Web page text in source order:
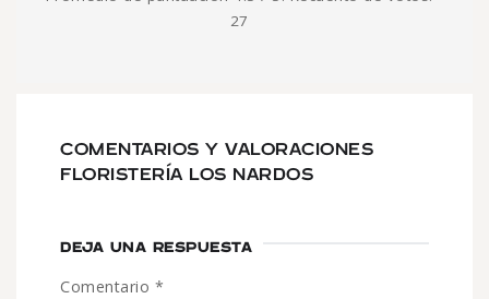
27
COMENTARIOS Y VALORACIONES
FLORISTERÍA LOS NARDOS
DEJA UNA RESPUESTA
Comentario *